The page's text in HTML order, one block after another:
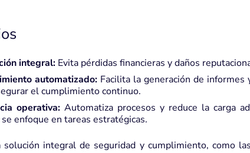
integral:Evita pérdidas financieras y daños
automatizado:Facilita la generación de informes
el cumplimiento continuo.
operativa:Automatiza procesos y reduce la carga
enfoque en tareas estratégicas.
solución integral de seguridad y cumplimiento, como